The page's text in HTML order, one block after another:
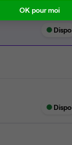
Dispo
Dispo
OK pour moi